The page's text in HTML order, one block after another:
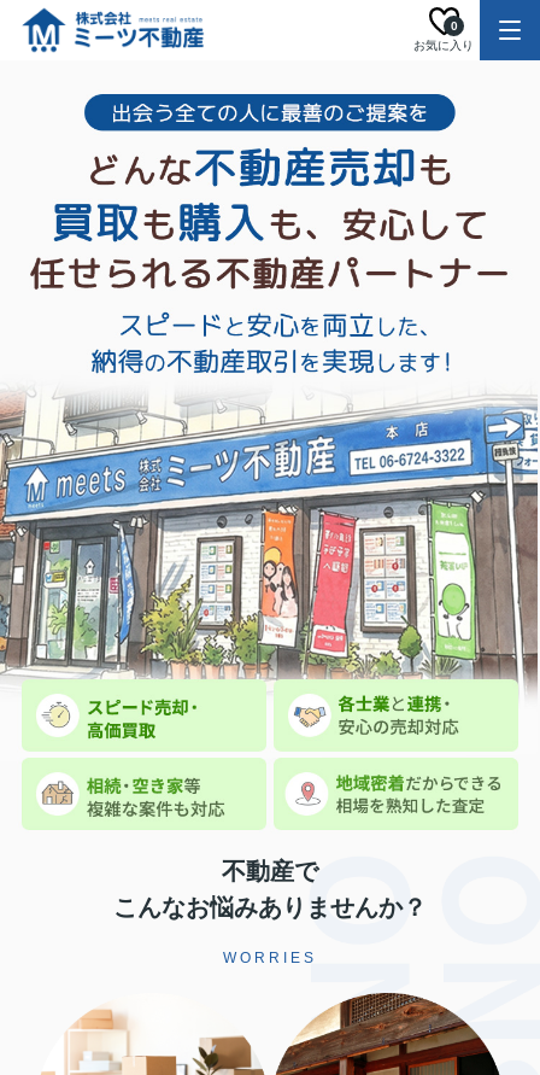
お気に入り
0
不動産で
こんなお悩みありませんか？
WORRIES